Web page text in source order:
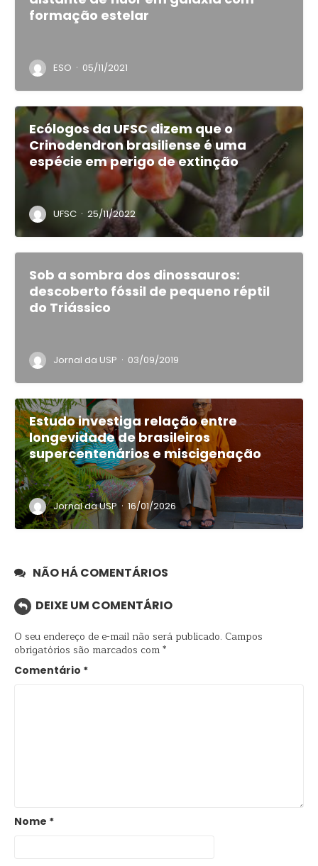
formação estelar
ESO · 05/11/2021
Ecólogos da UFSC dizem que o
Crinodendron brasiliense é uma
espécie em perigo de extinção
UFSC · 25/11/2022
Sob a sombra dos dinossauros:
descoberto fóssil de pequeno réptil
do Triássico
Jornal da USP · 03/09/2019
Estudo investiga relação entre
longevidade de brasileiros
supercentenários e miscigenação
Jornal da USP · 16/01/2026
NÃO HÁ COMENTÁRIOS
DEIXE UM COMENTÁRIO
O seu endereço de e-mail não será publicado. Campos
obrigatórios são marcados com*
Comentário *
Nome *